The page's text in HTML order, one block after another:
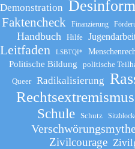
Demonstration
Faktencheck Finanzierung
Handbuch Hilfe
Leitfaden LSBTQI*
Politische Bildung politische
Queer
Radikalisierung
Rechtsextremismus
Schule Schutz
Zivilcourage